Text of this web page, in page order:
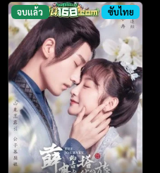
จบแล้ว ซับไทย